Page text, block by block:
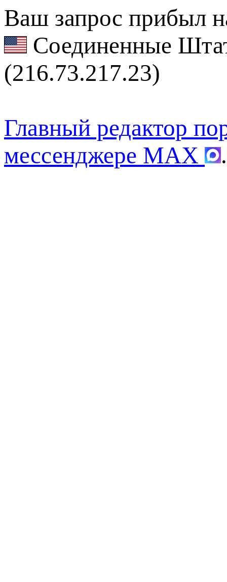
Ваш запрос прибыл
Соединенные
(216.73.217.23)
Главный редактор
мессенджере MAX
.